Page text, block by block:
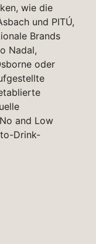
wie die
und PITÚ,
Brands
Nadal,
oder
and Low
Drink-